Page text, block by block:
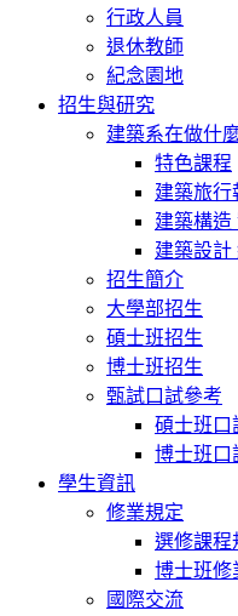
行政人員
退休教師
紀念園地
招生與研究
建築系在做什
特色課程
建築旅行
建築構造
建築設計
招生簡介
大學部招生
碩士班招生
博士班招生
甄試口試參考
碩士班口
博士班口
學生資訊
修業規定
選修課程
博士班修
國際交流